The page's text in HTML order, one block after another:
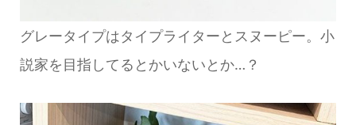
グレータイプはタイプライターとスヌーピー。小
説家を目指してるとかいないとか…？